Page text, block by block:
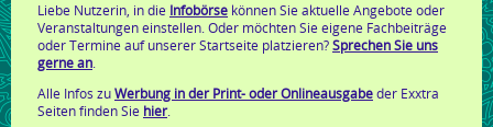
Liebe Nutzerin, in die Infobörse können Sie aktuelle Angebote oder
Veranstaltungen einstellen. Oder möchten Sie eigene Fachbeiträge
oder Termine auf unserer Startseite platzieren?Sprechen Sie uns
gerne an
Alle Infos zuWerbung in der Print- oder Onlineausgabeder Exxtra
Seiten finden Sie hier.